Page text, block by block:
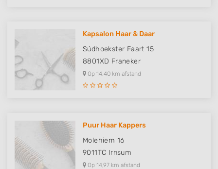
Kapsalon Haar & Daar
Súdhoekster Faart 15
8801XD Franeker
Op 14,40 km afstand
Puur Haar Kappers
Molehiem 16
9011TC Irnsum
Op 14,97 km afstand